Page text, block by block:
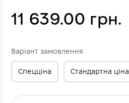
11 639.00 грн.
Варіант замовлення
Спецціна Стандартна ціна